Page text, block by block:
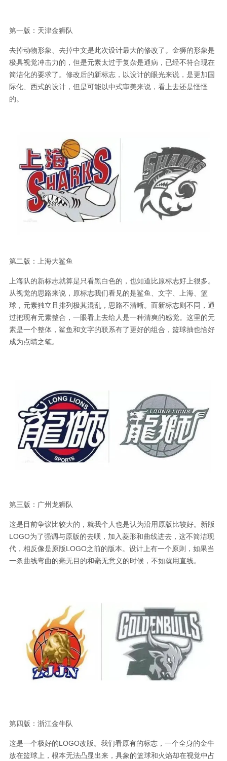
第一版：天津金狮队
去掉动物形象、去掉中文是此次设计最大的修改了。金狮的形象是
极具视觉冲击力的，但是元素太过于复杂是通病，已经不符合现在
简洁化的要求了。修改后的新标志，以设计的眼光来说，是更加国
际化、西式的设计，但是可能以中式审美来说，看上去还是怪怪
的。
第二版：上海大鲨鱼
上海队的新标志就算是只看黑白色的，也知道比原标志好上很多。
从视觉的思路来说，原标志我们看见的是鲨鱼、文字、上海、篮
球，元素独立且排列极其混乱，思路不清晰。而新标志则不同，通
过把现有元素整合，一眼看上去给人是一种清爽的感觉。这里的元
素是一个整体，鲨鱼和文字的联系有了更好的组合，篮球抽也恰好
成为点睛之笔。
第三版：广州龙狮队
这是目前争议比较大的，就我个人也是认为沿用原版比较好。新版
LOGO为了强调与原版的去呗，加入菱形和曲线进去，这不简洁现
代，相反像是原版LOGO之前的版本。设计上有一个原则，如果当
一条曲线弯曲的毫无目的和毫无意义的时候，不如就用直线。
第四版：浙江金牛队
这是一个极好的LOGO改版。我们看原有的标志，一个全身的金牛
放在篮球上，根本无法凸显出来，具象的篮球和火焰却在视觉中占